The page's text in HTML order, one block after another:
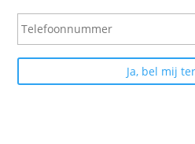
T
e
o